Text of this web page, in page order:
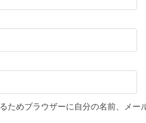
ためブラウザーに自分の名前、メー